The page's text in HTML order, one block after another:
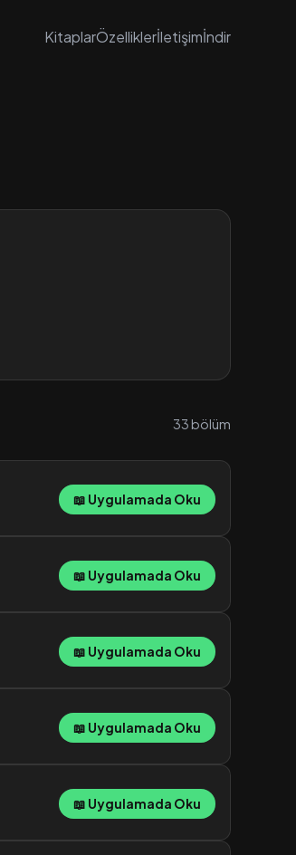
KitaplarÖzelliklerİletişimİndir
33 bölüm
📖 Uygulamada Oku
📖 Uygulamada Oku
📖 Uygulamada Oku
📖 Uygulamada Oku
📖 Uygulamada Oku